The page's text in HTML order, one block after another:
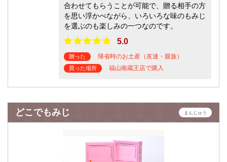
合わせてもらうことが可能で、贈る相手の方
を思い浮かべながら、いろいろな味のもみじ
を選ぶのも楽しみの一つなのです。
5.0
贈った 帰省時のお土産（友達・親族）
買った場所 福山南蔵王店で購入
どこでもみじ まんじゅう